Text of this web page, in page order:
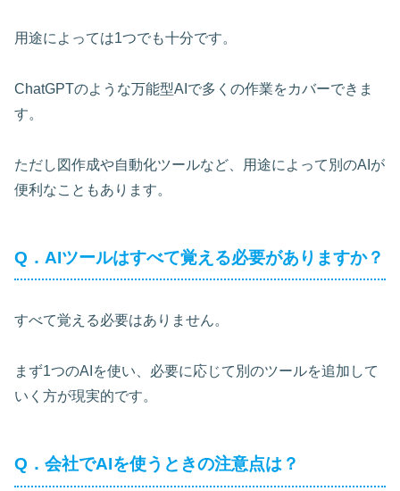
用途によっては1つでも十分です。
ChatGPTのような万能型AIで多くの作業をカバーできま
す。
ただし図作成や自動化ツールなど、用途によって別のAIが
便利なこともあります。
Q．AIツールはすべて覚える必要がありますか？
すべて覚える必要はありません。
まず1つのAIを使い、必要に応じて別のツールを追加して
いく方が現実的です。
Q．会社でAIを使うときの注意点は？